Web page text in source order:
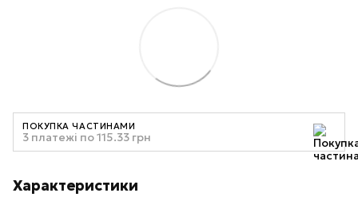
ПОКУПКА ЧАСТИНАМИ
3 платежі по 115.33 грн
Характеристики